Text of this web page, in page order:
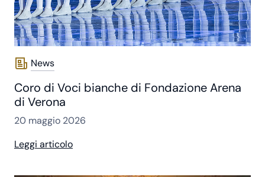
News
Coro di Voci bianche di Fondazione Arena
di Verona
20 maggio 2026
Leggi articolo